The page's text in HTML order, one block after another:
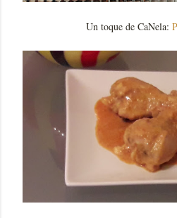
Un toque de CaNela: